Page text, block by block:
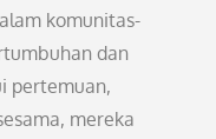
komunitas-
dan
pertemuan,
mereka